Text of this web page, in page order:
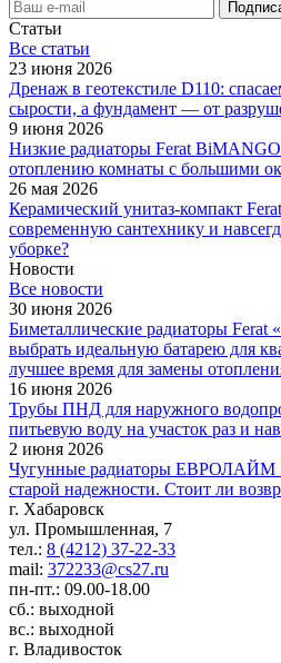
Статьи
Все cтатьи
23 июня 2026
Дренаж в геотекстиле D110:
сырости, а фундамент — от
9 июня 2026
Низкие радиаторы Ferat
отоплению комнаты с большими
26 мая 2026
Керамический унитаз-компакт
современную сантехнику и
уборке?
Новости
Все новости
30 июня 2026
Биметаллические радиаторы
выбрать идеальную батарею для
лучшее время для замены
16 июня 2026
Трубы ПНД для наружного
питьевую воду на участок раз и
2 июня 2026
Чугунные радиаторы ЕВРОЛАЙМ
старой надежности. Стоит ли
г. Хабаровск
ул. Промышленная, 7
тел.: 8 (4212) 37-22-33
mail: 372233@cs27.ru
пн-пт.: 09.00-18.00
сб.: выходной
вс.: выходной
г. Владивосток